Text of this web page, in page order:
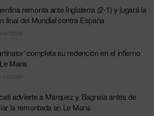
remonta ante Inglaterra (2-1) y jugará la
final del Mundial contra España
07/2026
completa su redención en el infierno
Mans
05/2026
advierte a Márquez y Bagnaia antes de
la remontada en Le Mans